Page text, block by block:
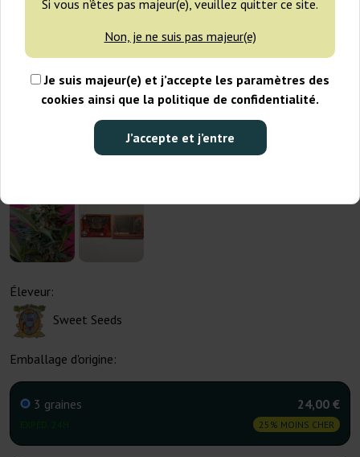
Si vous n’êtes pas majeur(e), veuillez quitter ce site.
Non, je ne suis pas majeur(e)
Je suis majeur(e) et j’accepte les paramètres des
cookies ainsi que la politique de confidentialité.
J’accepte et j’entre
Éleveur:
Sweet Seeds
Emballage d'origine:
3 graines 24,00 €
25% MOINS CHER